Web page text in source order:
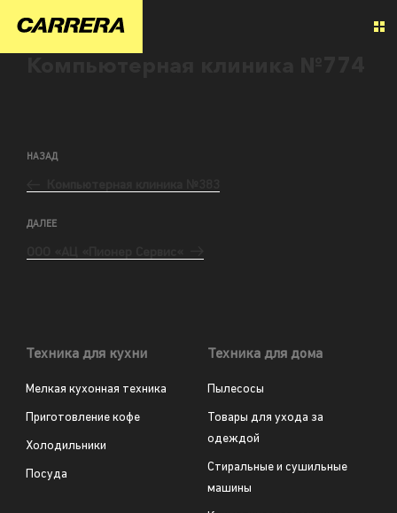
НАЗАД
ДАЛЕЕ
Техника для кухни
Мелкая кухонная техника
Приготовление кофе
Холодильники
Посуда
Техника для дома
Пылесосы
Товары для ухода за
одеждой
Стиральные и сушильные
машины